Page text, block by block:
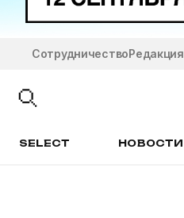
СотрудничествоРедакция
SELECT НОВОСТИ